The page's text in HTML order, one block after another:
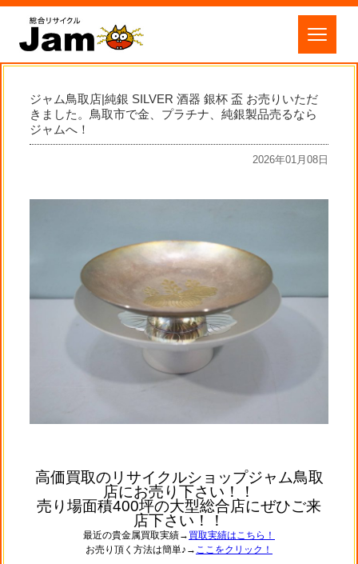
ジャム鳥取店|純銀 SILVER 酒器 銀杯 盃 お売りいただ
きました。鳥取市で金、プラチナ、純銀製品売るなら
ジャムへ！
2026年01月08日
高価買取のリサイクルショップジャム鳥取
店にお売り下さい！！
売り場面積400坪の大型総合店にぜひご来
店下さい！！
最近の貴金属買取実績→ 買取実績はこちら！
お売り頂く方法は簡単♪→ ここをクリック！